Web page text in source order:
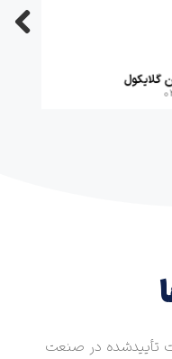
تأییدشده در صنعت